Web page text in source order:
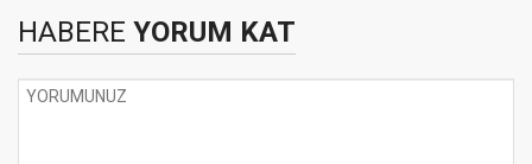
HABERE YORUM KAT